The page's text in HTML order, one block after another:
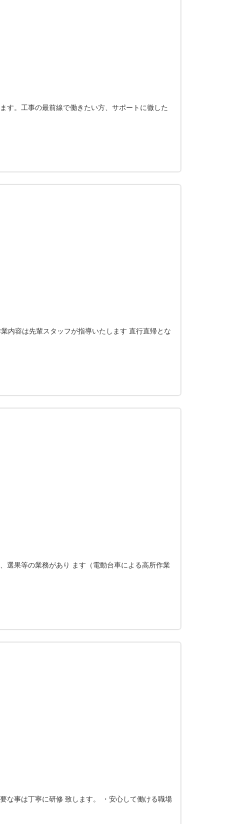
す。工事の最前線で働きたい方、サポートに徹した
内容は先輩スタッフが指導いたします 直行直帰とな
選果等の業務があり ます（電動台車による高所作業
な事は丁寧に研修 致します。 ・安心して働ける職場